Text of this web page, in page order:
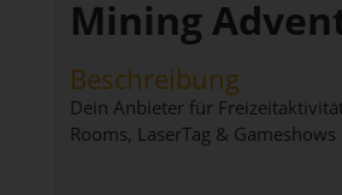
Mining
Beschreibung
Dein Anbieter für
Rooms, LaserTag & Gameshows